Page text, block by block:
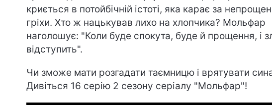
криється в потойбічній істоті, яка карає за
гріхи. Хто ж нацькував лихо на хлопчика? Мольфар
наголошує: "Коли буде спокута, буде й прощення, і
відступить".
Чи зможе мати розгадати таємницю і врятувати
Дивіться 16 серію 2 сезону серіалу "Мольфар"!